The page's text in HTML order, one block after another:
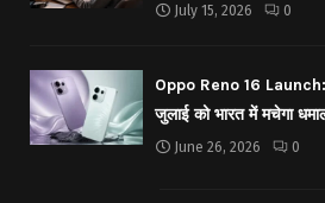
July 15, 2026 0
Oppo Reno 16
जुलाई को भारत में मचेगा
June 26, 2026 0